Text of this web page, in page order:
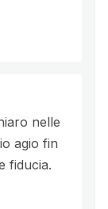
nelle
agio fin
fiducia.